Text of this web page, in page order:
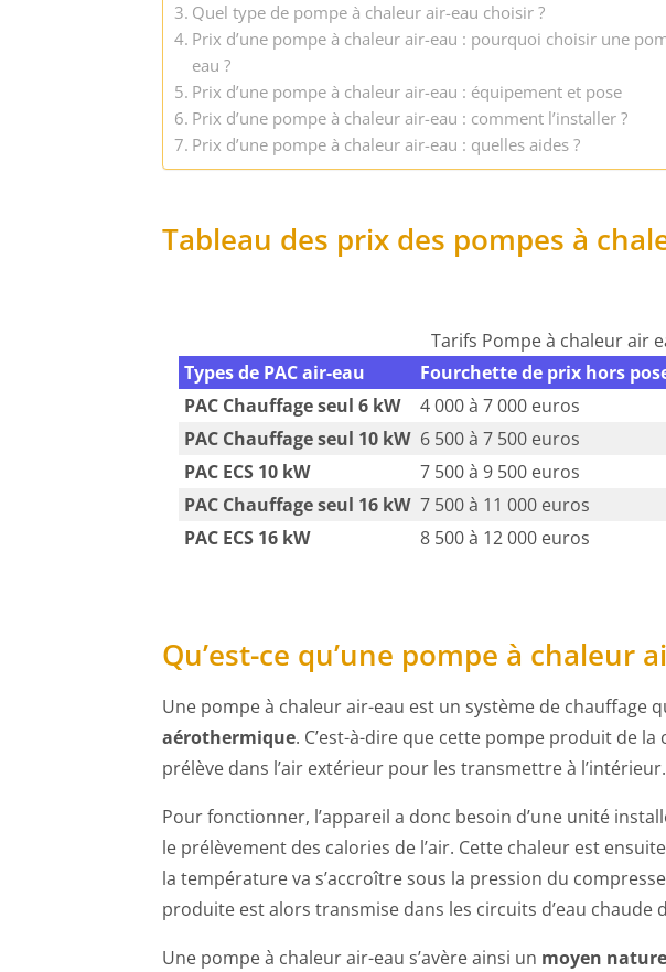
Quel type de pompe à chaleur air-eau choisir ?
Prix d’une pompe à chaleur air-eau : pourquoi choisir une
eau ?
Prix d’une pompe à chaleur air-eau : équipement et pose
Prix d’une pompe à chaleur air-eau : comment l’installer ?
Prix d’une pompe à chaleur air-eau : quelles aides ?
Tableau des prix des pompes à
Tarifs Pompe à chaleur air
Types de PAC air-eau
Fourchette de prix hors
PAC Chauffage seul 6 kW
4 000 à 7 000 euros
PAC Chauffage seul 10 kW 6 500 à 7 500 euros
PAC ECS 10 kW
7 500 à 9 500 euros
PAC Chauffage seul 16 kW 7 500 à 11 000 euros
PAC ECS 16 kW
8 500 à 12 000 euros
Qu’est-ce qu’une pompe à chaleur
Une pompe à chaleur air-eau est un système de chauffage
aérothermique. C’est-à-dire que cette pompe produit de la
prélève dans l’air extérieur pour les transmettre à l’intérieur.
Pour fonctionner, l’appareil a donc besoin d’une unité
le prélèvement des calories de l’air. Cette chaleur est
la température va s’accroître sous la pression du
produite est alors transmise dans les circuits d’eau chaude
Une pompe à chaleur air-eau s’avère ainsi un moyen